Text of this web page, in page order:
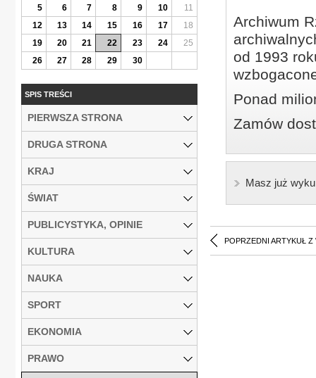
Archiwum
od 1993
Ponad
Zamów
Masz już
POPRZEDNI ARTYKUŁ Z
5
6 7 8 9 10
11
12
13 14 15 16 17
18
19
20 21 22 23 24
25
26
27 28 29 30
SPIS TREŚCI
PIERWSZA STRONA
DRUGA STRONA
KRAJ
ŚWIAT
PUBLICYSTYKA, OPINIE
KULTURA
NAUKA
SPORT
EKONOMIA
PRAWO